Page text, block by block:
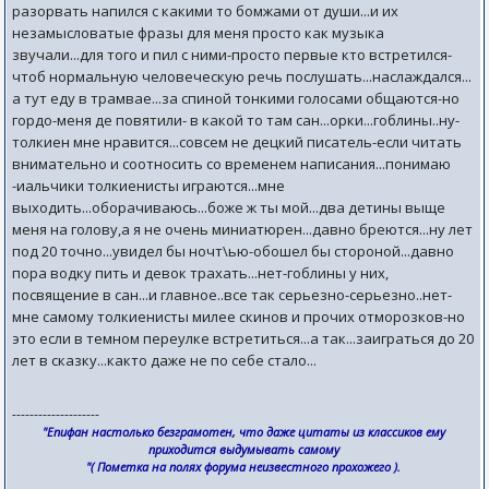
разорвать напился с какими то бомжами от души...и их
незамысловатые фразы для меня просто как музыка
звучали...для того и пил с ними-просто первые кто встретился-
чтоб нормальную человеческую речь послушать...наслаждался...
а тут еду в трамвае...за спиной тонкими голосами общаются-но
гордо-меня де повятили- в какой то там сан...орки...гоблины..ну-
толкиен мне нравится...совсем не децкий писатель-если читать
внимательно и соотносить со временем написания...понимаю
-иальчики толкиенисты играются...мне
выходить...оборачиваюсь...боже ж ты мой...два детины выще
меня на голову,а я не очень миниатюрен...давно бреются...ну лет
под 20 точно...увидел бы ночт\ью-обошел бы стороной...давно
пора водку пить и девок трахать...нет-гоблины у них,
посвящение в сан...и главное..все так серьезно-серьезно..нет-
мне самому толкиенисты милее скинов и прочих отморозков-но
это если в темном переулке встретиться...а так...заиграться до 20
лет в сказку...както даже не по себе стало...
--------------------
"Епифан настолько безграмотен, что даже цитаты из классиков ему
приходится выдумывать самому
"( Пометка на полях форума неизвестного прохожего ).